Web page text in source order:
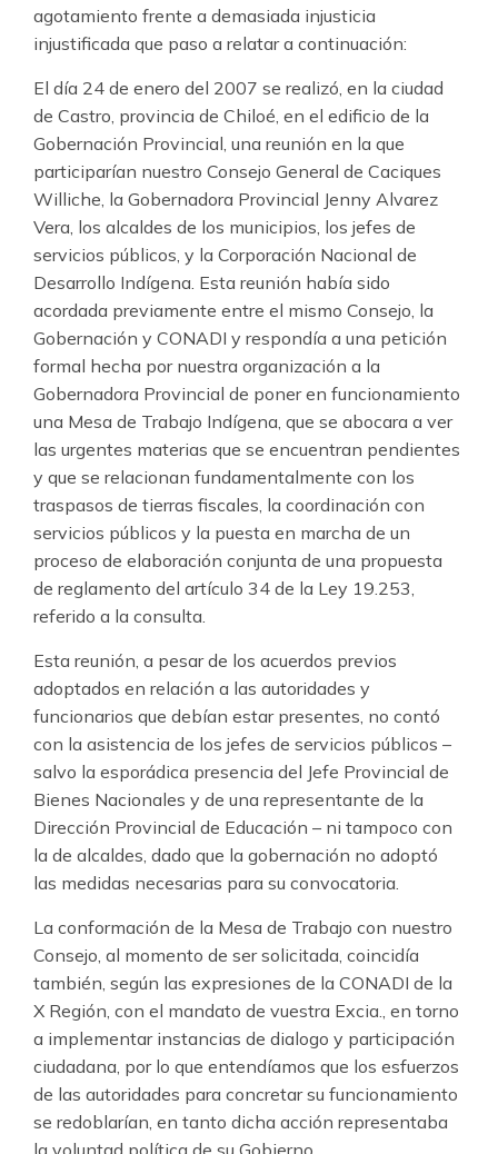
agotamiento frente a demasiada injusticia
injustificada que paso a relatar a continuación:
El día 24 de enero del 2007 se realizó, en la ciudad
de Castro, provincia de Chiloé, en el edificio de la
Gobernación Provincial, una reunión en la que
participarían nuestro Consejo General de Caciques
Williche, la Gobernadora Provincial Jenny Alvarez
Vera, los alcaldes de los municipios, los jefes de
servicios públicos, y la Corporación Nacional de
Desarrollo Indígena. Esta reunión había sido
acordada previamente entre el mismo Consejo, la
Gobernación y CONADI y respondía a una petición
formal hecha por nuestra organización a la
Gobernadora Provincial de poner en funcionamiento
una Mesa de Trabajo Indígena, que se abocara a ver
las urgentes materias que se encuentran pendientes
y que se relacionan fundamentalmente con los
traspasos de tierras fiscales, la coordinación con
servicios públicos y la puesta en marcha de un
proceso de elaboración conjunta de una propuesta
de reglamento del artículo 34 de la Ley 19.253,
referido a la consulta.
Esta reunión, a pesar de los acuerdos previos
adoptados en relación a las autoridades y
funcionarios que debían estar presentes, no contó
con la asistencia de los jefes de servicios públicos –
salvo la esporádica presencia del Jefe Provincial de
Bienes Nacionales y de una representante de la
Dirección Provincial de Educación – ni tampoco con
la de alcaldes, dado que la gobernación no adoptó
las medidas necesarias para su convocatoria.
La conformación de la Mesa de Trabajo con nuestro
Consejo, al momento de ser solicitada, coincidía
también, según las expresiones de la CONADI de la
X Región, con el mandato de vuestra Excia., en torno
a implementar instancias de dialogo y participación
ciudadana, por lo que entendíamos que los esfuerzos
de las autoridades para concretar su funcionamiento
se redoblarían, en tanto dicha acción representaba
la voluntad política de su Gobierno.